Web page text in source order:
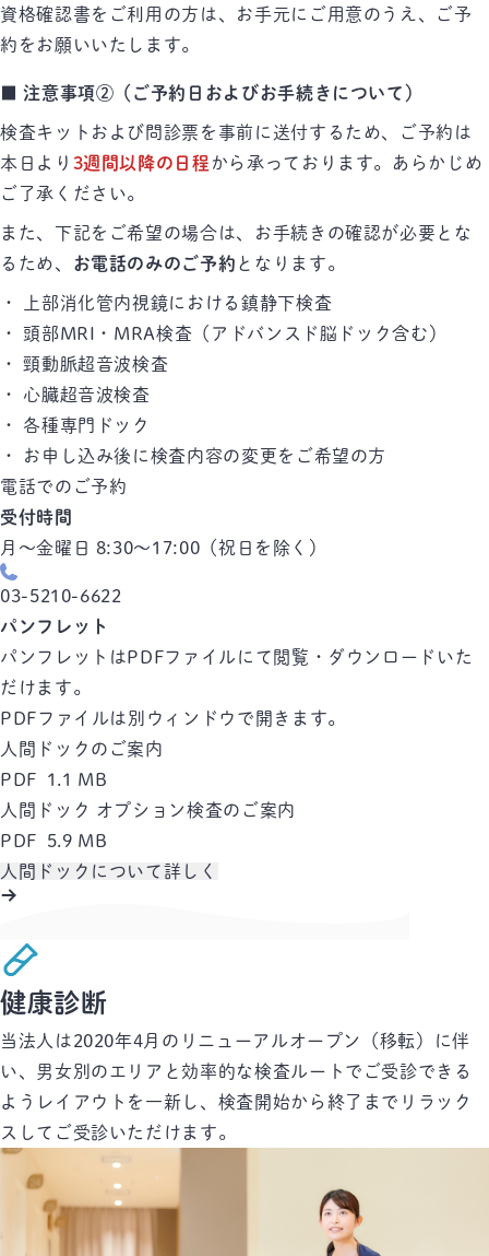
資格確認書をご利用の方は、お手元にご用意のうえ、ご予
約をお願いいたします。
■ 注意事項②（ご予約日およびお手続きについて）
検査キットおよび問診票を事前に送付するため、ご予約は
本日より 3週間以降の日程から承っております。あらかじめ
ご了承ください。
また、下記をご希望の場合は、お手続きの確認が必要とな
るため、 お電話のみのご予約 となります。
・ 上部消化管内視鏡における鎮静下検査
・ 頭部MRI・MRA検査（アドバンスド脳ドック含む）
・ 頸動脈超音波検査
・ 心臓超音波検査
・ 各種専門ドック
・ お申し込み後に検査内容の変更をご希望の方
電話でのご予約
受付時間
月～金曜日 8:30～17:00 （祝日を除く）
03-5210-6622
パンフレット
パンフレットはPDFファイルにて閲覧・ダウンロードいた
だけます。
PDFファイルは別ウィンドウで開きます。
人間ドックのご案内
PDF 1.1 MB
人間ドック オプション検査のご案内
PDF 5.9 MB
人間ドックについて詳しく
健康診断
当法人は2020年4月のリニューアルオープン（移転）に伴
い、 男女別のエリアと効率的な検査ルートでご受診できる
ようレイアウトを一新し、 検査開始から終了までリラック
スしてご受診いただけます。